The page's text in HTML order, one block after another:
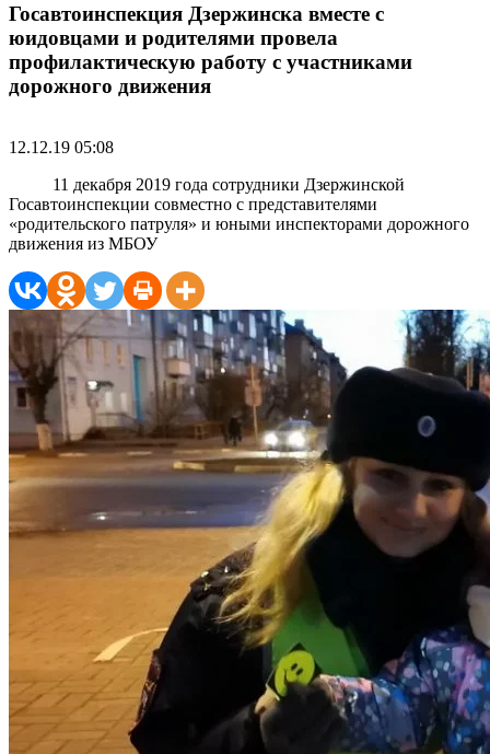
Госавтоинспекция Дзержинска вместе с
юидовцами и родителями провела
профилактическую работу с участниками
дорожного движения
12.12.19 05:08
11 декабря 2019 года сотрудники Дзержинской
Госавтоинспекции совместно с представителями
«родительского патруля» и юными инспекторами дорожного
движения из МБОУ